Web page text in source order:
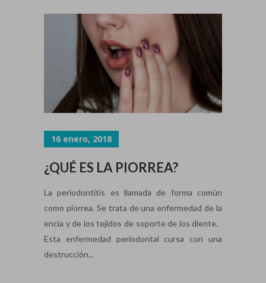
16 enero, 2018
¿QUÉ ES LA PIORREA?
La periodontitis es llamada de forma común
como piorrea. Se trata de una enfermedad de la
encía y de los tejidos de soporte de los diente.
Esta enfermedad periodontal cursa con una
destrucción...